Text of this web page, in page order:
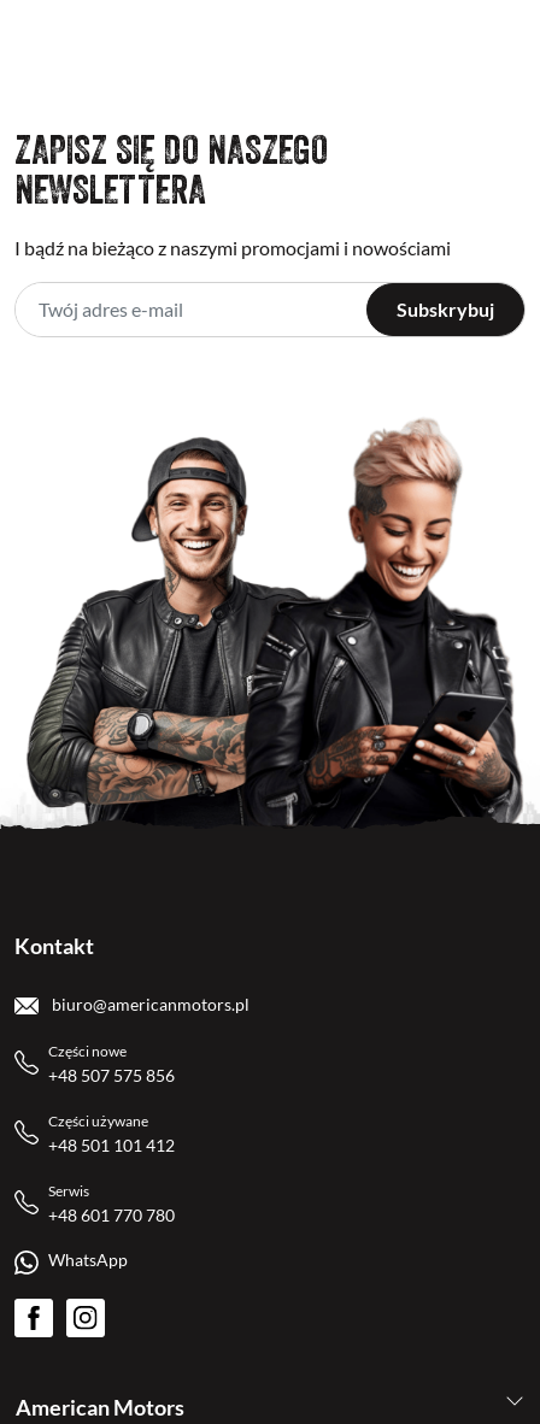
ZAPISZ SIĘ DO NASZEGO
NEWSLETTERA
I bądź na bieżąco z naszymi promocjami i nowościami
American Motors
Kontakt
biuro@americanmotors.pl
Części nowe
+48 507 575 856
Części używane
+48 501 101 412
Serwis
+48 601 770 780
WhatsApp